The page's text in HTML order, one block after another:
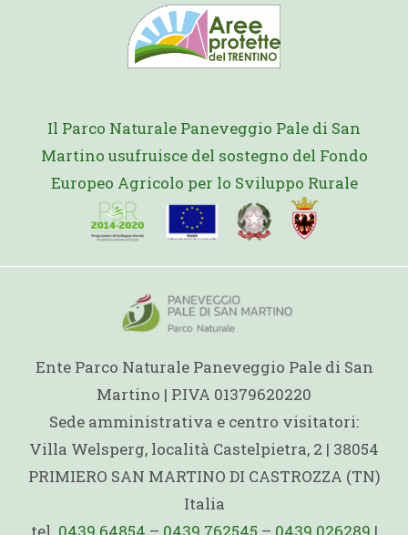
Il Parco Naturale Paneveggio Pale di San
Martino usufruisce del sostegno del Fondo
Europeo Agricolo per lo Sviluppo Rurale
Ente Parco Naturale Paneveggio Pale di San
Martino | P.IVA 01379620220
Sede amministrativa e centro visitatori:
Villa Welsperg, località Castelpietra, 2 | 38054
PRIMIERO SAN MARTINO DI CASTROZZA (TN)
Italia